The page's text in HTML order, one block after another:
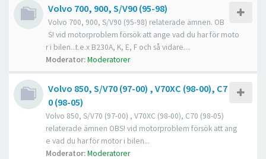
Volvo 700, 900, S/V90 (95-98)
Volvo 700, 900, S/V90 (95-98) relaterade ämnen. OB
S! vid motorproblem försök att ange vad du har för moto
r i bilen...t.e.x B230A, K, E, F och så vidare....
Moderator:Moderatorer
Volvo 850, S/V70 (97-00) , V70XC (98-00), C7
0 (98-05)
Volvo 850, S/V70 (97-00) , V70XC (98-00), C70 (98-05)
relaterade ämnen OBS! vid motorproblem försök att ang
e vad du har för motor i bilen...
Moderator:Moderatorer